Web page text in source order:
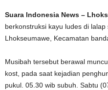
Suara Indonesia News –
berkonstruksi kayu ludes di
Lhokseumawe, Kecamatan
Musibah tersebut berawal
kost, pada saat kejadian
pukul. 05.30 wib subuh. Sabtu